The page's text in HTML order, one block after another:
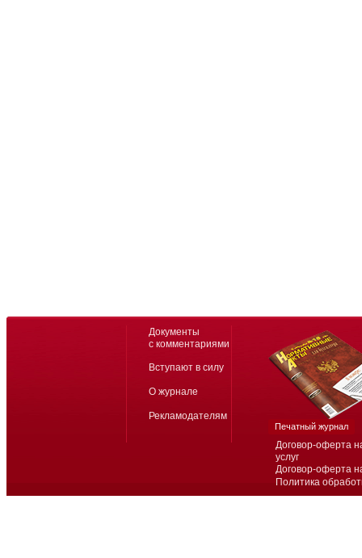
Договор-оферта
услуг
Договор-оферта
Политика
Документы
с комментариями
Вступают в силу
О журнале
Рекламодателям
Печатный журнал